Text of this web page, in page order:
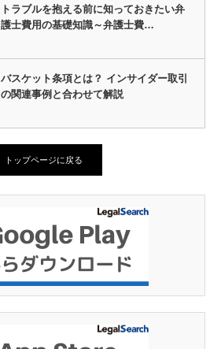
トラブルを抱える前に知っておきたい弁
護士費用の基礎知識～弁護士費…
バスケット条項とは？ インサイダー取引
の関連事例と合わせて解説
トップページに戻る